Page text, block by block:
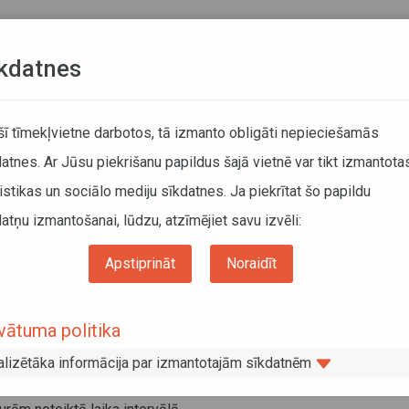
Savienībā autobusu pasažieru tiesības ir aizsargātas ar
par autobusu pasažieru tiesībām un par grozījumiem
regulāriem autobusu pasažieru pārvadājumiem, ja
Savienības robežās, pasažieru pārvadājums notiek
tīmekļvietne darbotos, tā izmanto obligāti nepieciešamās
Ar Jūsu piekrišanu papildus šajā vietnē var tikt
un sociālo mediju sīkdatnes. Ja piekrītat šo papildu
izmantošanai, lūdzu, atzīmējiet savu izvēli:
Apstiprināt Noraidīt
politika
informācija par izmantotajām sīkdatnēm